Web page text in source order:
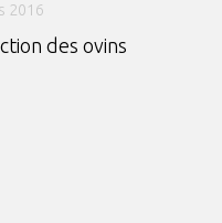
2016
des ovins